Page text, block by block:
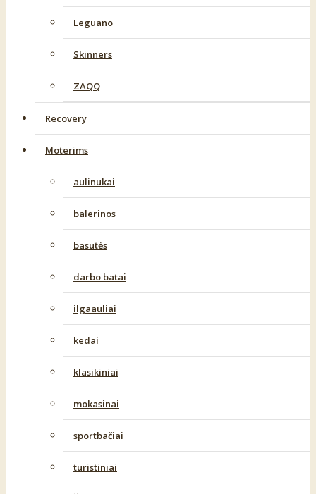
Leguano
Skinners
ZAQQ
Recovery
Moterims
aulinukai
balerinos
basutės
darbo batai
ilgaauliai
kedai
klasikiniai
mokasinai
sportbačiai
turistiniai